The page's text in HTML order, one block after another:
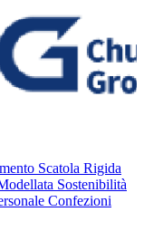
Scatola Rigida
Sostenibilità
Confezioni